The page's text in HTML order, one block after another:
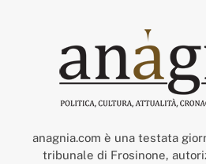
anagnia.com è una testata
tribunale di Frosinone,